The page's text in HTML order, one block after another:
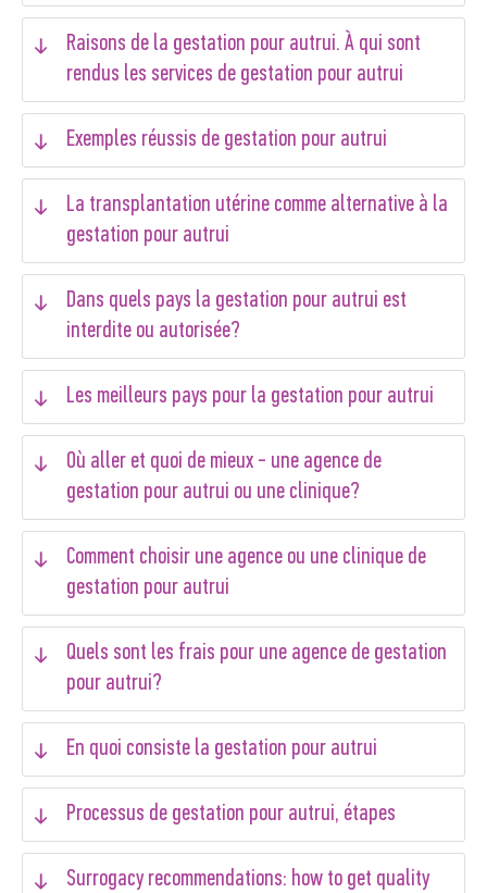
Raisons de la gestation pour autrui. À qui sont
rendus les services de gestation pour autrui
Exemples réussis de gestation pour autrui
La transplantation utérine comme alternative à la
gestation pour autrui
Dans quels pays la gestation pour autrui est
interdite ou autorisée?
Les meilleurs pays pour la gestation pour autrui
Où aller et quoi de mieux - une agence de
gestation pour autrui ou une clinique?
Comment choisir une agence ou une clinique de
gestation pour autrui
Quels sont les frais pour une agence de gestation
pour autrui?
En quoi consiste la gestation pour autrui
Processus de gestation pour autrui, étapes
Surrogacy recommendations: how to get quality